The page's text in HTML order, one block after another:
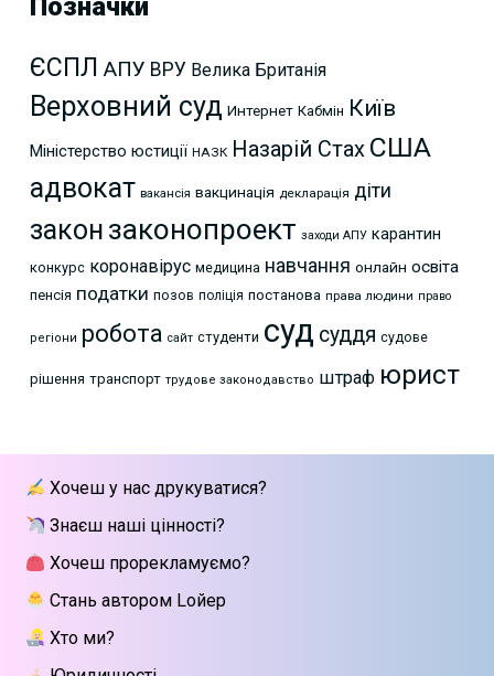
Позначки
ЄСПЛ АПУ ВРУ Велика Британія
Верховний суд Интернет Кабмін Київ
Міністерство юстиції НАЗК Назарій Стах США
адвокат вакансія вакцинація декларація діти
закон законопроект заходи АПУ карантин
конкурс коронавірус медицина навчання онлайн освіта
пенсія податки позов поліція постанова права людини право
регіони робота сайт студенти суд суддя судове
рішення транспорт трудове законодавство штраф юрист
Хочеш у нас друкуватися?
Знаєш наші цінності?
Хочеш прорекламуємо?
Стань автором Lойер
Хто ми?